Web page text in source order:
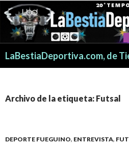
Archivo de la etiqueta: Futsal
DEPORTE FUEGUINO, ENTREVISTA,